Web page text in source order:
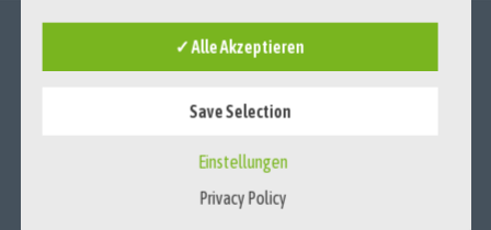
Haus der Deutschen Wirtschaft
Betroffene Person ist jede identifizierte oder identifizierbare
für die Verarbeitung Verantwortlichen verarbeitet werden.
Verarbeitung ist jeder mit oder ohne Hilfe automatisierter
Verfahren ausgeführte Vorgang oder jede Vorgangsreihe im
✓ Alle Akzeptieren
Save Selection
Einstellungen
Privacy Policy